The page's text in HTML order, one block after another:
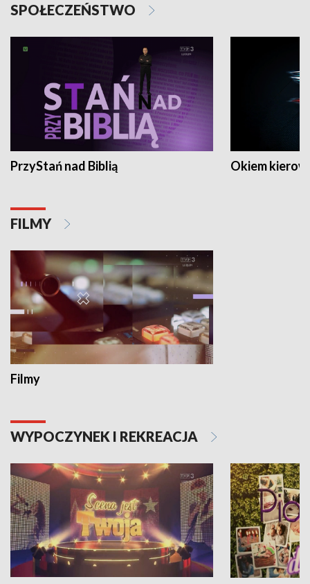
SPOŁECZEŃSTWO
PrzyStań nad Biblią Okiem
FILMY
Filmy
WYPOCZYNEK I REKREACJA